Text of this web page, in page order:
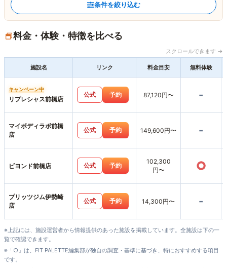
条件を絞り込む
料金・体験・特徴を比べる
スクロールできます →
施設名 リンク 料金目安 無料体験
キャンペーン中
リプレシャス前橋店
公式 予約 87,120円〜 -
マイボディラボ前橋
店
公式 予約 149,600円〜 -
ビヨンド前橋店 公式 予約
102,300
円〜
○
プリッツジム伊勢崎
店
公式 予約 14,300円〜 -
※上記には、施設運営者から情報提供のあった施設を掲載しています。全施設は下の一
覧で確認できます。
※「○」は、FIT PALETTE編集部が独自の調査・基準に基づき、特におすすめする項目
です。